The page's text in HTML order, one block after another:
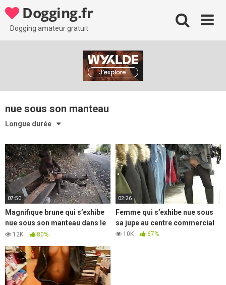
to
content
Dogging.fr
Dogging amateur gratuit
nue sous son manteau
Longue durée
07:50
Magnifique brune qui s’exhibe
nue sous son manteau dans le
92 12K 80%
02:26
Femme qui s’exhibe nue sous
sa jupe au centre commercial
10K 67%